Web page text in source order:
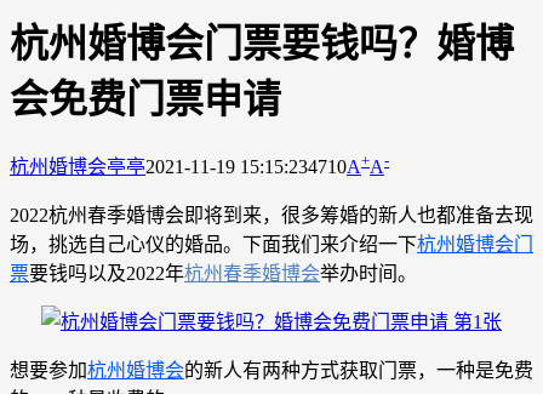
杭州婚博会门票要钱吗？婚博
会免费门票申请
杭州婚博会亭亭2021-11-19 15:15:234710A+A-
2022杭州春季婚博会即将到来，很多筹婚的新人也都准备去现
场，挑选自己心仪的婚品。下面我们来介绍一下杭州婚博会门
票要钱吗以及2022年杭州春季婚博会举办时间。
想要参加杭州婚博会的新人有两种方式获取门票，一种是免费